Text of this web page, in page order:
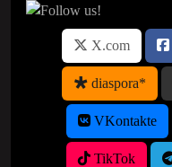
X.com
diaspora*
VKontakte
TikTok